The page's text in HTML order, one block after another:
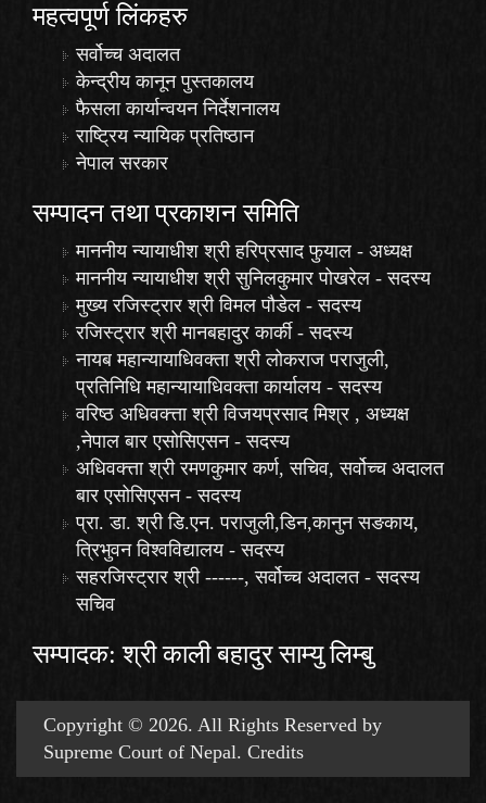
महत्वपूर्ण लिंकहरु
सर्वोच्च अदालत
केन्द्रीय कानून पुस्तकालय
फैसला कार्यान्वयन निर्देशनालय
राष्ट्रिय न्यायिक प्रतिष्ठान
नेपाल सरकार
सम्पादन तथा प्रकाशन समिति
माननीय न्यायाधीश श्री हरिप्रसाद फुयाल - अध्यक्ष
माननीय न्यायाधीश श्री सुनिलकुमार पोखरेल - सदस्य
मुख्य रजिस्ट्रार श्री विमल पौडेल - सदस्य
रजिस्ट्रार श्री मानबहादुर कार्की - सदस्य
नायब महान्यायाधिवक्ता श्री लोकराज पराजुली,
प्रतिनिधि महान्यायाधिवक्ता कार्यालय - सदस्य
वरिष्ठ अधिवक्त्ता श्री विजयप्रसाद मिश्र , अध्यक्ष
,नेपाल बार एसोसिएसन - सदस्य
अधिवक्त्ता श्री रमणकुमार कर्ण, सचिव, सर्वोच्च अदालत
बार एसोसिएसन - सदस्य
प्रा. डा. श्री डि.एन. पराजुली,डिन,कानुन सङकाय,
त्रिभुवन विश्वविद्यालय - सदस्य
सहरजिस्ट्रार श्री ------, सर्वोच्च अदालत - सदस्य
सचिव
सम्पादक: श्री काली बहादुर साम्यु लिम्बु
Copyright © 2026. All Rights Reserved by
Supreme Court of Nepal. Credits